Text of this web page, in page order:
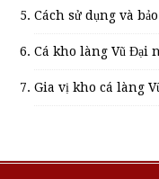
Cách sử dụng và
Cá kho làng Vũ Đại
Gia vị kho cá làng